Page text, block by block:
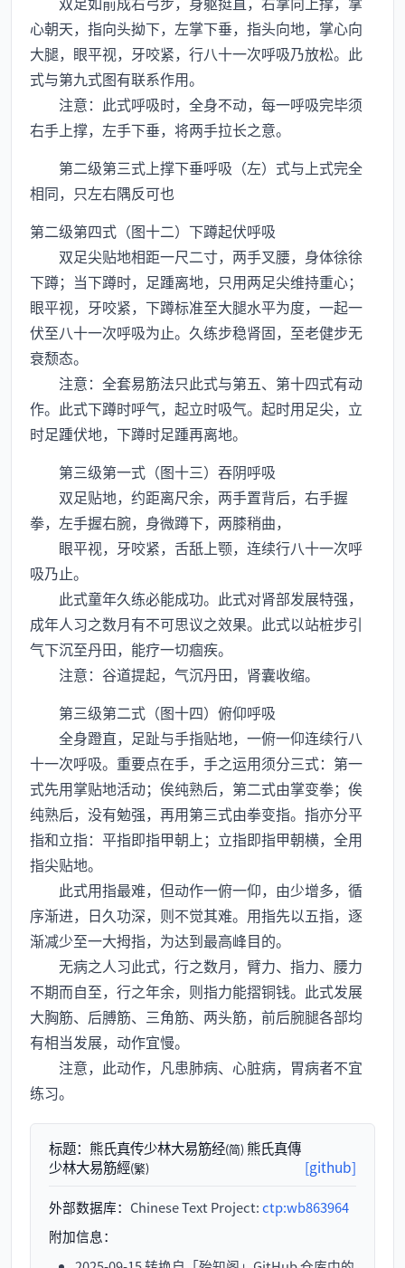
心朝天，指向头拗下，左掌下垂，指头向地，掌心向
大腿，眼平视，牙咬紧，行八十一次呼吸乃放松。此
式与第九式图有联系作用。
注意：此式呼吸时，全身不动，每一呼吸完毕须
右手上撑，左手下垂，将两手拉长之意。
第二级第三式上撑下垂呼吸（左）式与上式完全
相同，只左右隅反可也
第二级第四式（图十二）下蹲起伏呼吸
双足尖贴地相距一尺二寸，两手叉腰，身体徐徐
下蹲；当下蹲时，足踵离地，只用两足尖维持重心；
眼平视，牙咬紧，下蹲标准至大腿水平为度，一起一
伏至八十一次呼吸为止。久练步稳肾固，至老健步无
衰颓态。
注意：全套易筋法只此式与第五、第十四式有动
作。此式下蹲时呼气，起立时吸气。起时用足尖，立
时足踵伏地，下蹲时足踵再离地。
第三级第一式（图十三）吞阴呼吸
双足贴地，约距离尺余，两手置背后，右手握
拳，左手握右腕，身微蹲下，两膝稍曲，
眼平视，牙咬紧，舌舐上颚，连续行八十一次呼
吸乃止。
此式童年久练必能成功。此式对肾部发展特强，
成年人习之数月有不可思议之效果。此式以站桩步引
气下沉至丹田，能疗一切痼疾。
注意：谷道提起，气沉丹田，肾囊收缩。
第三级第二式（图十四）俯仰呼吸
全身蹬直，足趾与手指贴地，一俯一仰连续行八
十一次呼吸。重要点在手，手之运用须分三式：第一
式先用掌贴地活动；俟纯熟后，第二式由掌变拳；俟
纯熟后，没有勉强，再用第三式由拳变指。指亦分平
指和立指：平指即指甲朝上；立指即指甲朝横，全用
指尖贴地。
此式用指最难，但动作一俯一仰，由少增多，循
序渐进，日久功深，则不觉其难。用指先以五指，逐
渐减少至一大拇指，为达到最高峰目的。
无病之人习此式，行之数月，臂力、指力、腰力
不期而自至，行之年余，则指力能摺铜钱。此式发展
大胸筋、后膊筋、三角筋、两头筋，前后腕腿各部均
有相当发展，动作宜慢。
注意，此动作，凡患肺病、心脏病，胃病者不宜
练习。
标题： 熊氏真传少林大易筋经(简) 熊氏真傳
少林大易筋經(繁) [github]
外部数据库： Chinese Text Project:ctp:wb863964
附加信息：